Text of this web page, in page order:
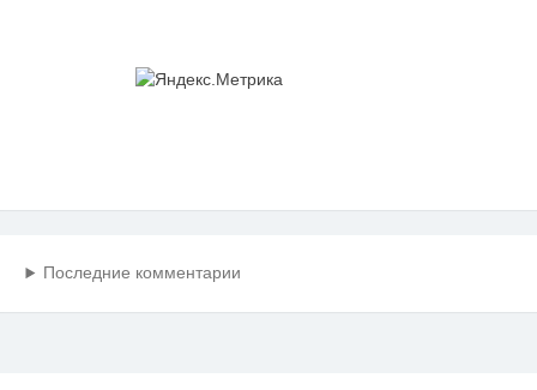
Последние комментарии